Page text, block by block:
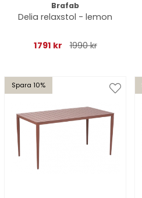
Brafab
Delia relaxstol - lemon
1791 kr 1990 kr
Spara 10%